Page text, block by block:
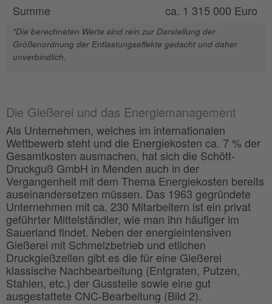
Summe ca. 1 315 000 Euro
*Die berechneten Werte sind rein zur Darstellung der
Größenordnung der Entlastungseffekte gedacht und daher
unverbindlich.
Die Gießerei und das Energiemanagement
Als Unternehmen, welches im internationalen
Wettbewerb steht und die Energiekosten ca. 7 % der
Gesamtkosten ausmachen, hat sich die Schött-
Druckguß GmbH in Menden auch in der
Vergangenheit mit dem Thema Energiekosten bereits
auseinandersetzen müssen. Das 1963 gegründete
Unternehmen mit ca. 230 Mitarbeitern ist ein privat
geführter Mittelständler, wie man ihn häufiger im
Sauerland findet. Neben der energieintensiven
Gießerei mit Schmelzbetrieb und etlichen
Druckgießzellen gibt es die für eine Gießerei
klassische Nachbearbeitung (Entgraten, Putzen,
Stahlen, etc.) der Gussteile sowie eine gut
ausgestattete CNC-Bearbeitung (Bild 2).